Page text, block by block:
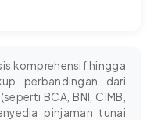
komprehensif hingga
perbandingan dari
BCA, BNI, CIMB,
pinjaman tunai